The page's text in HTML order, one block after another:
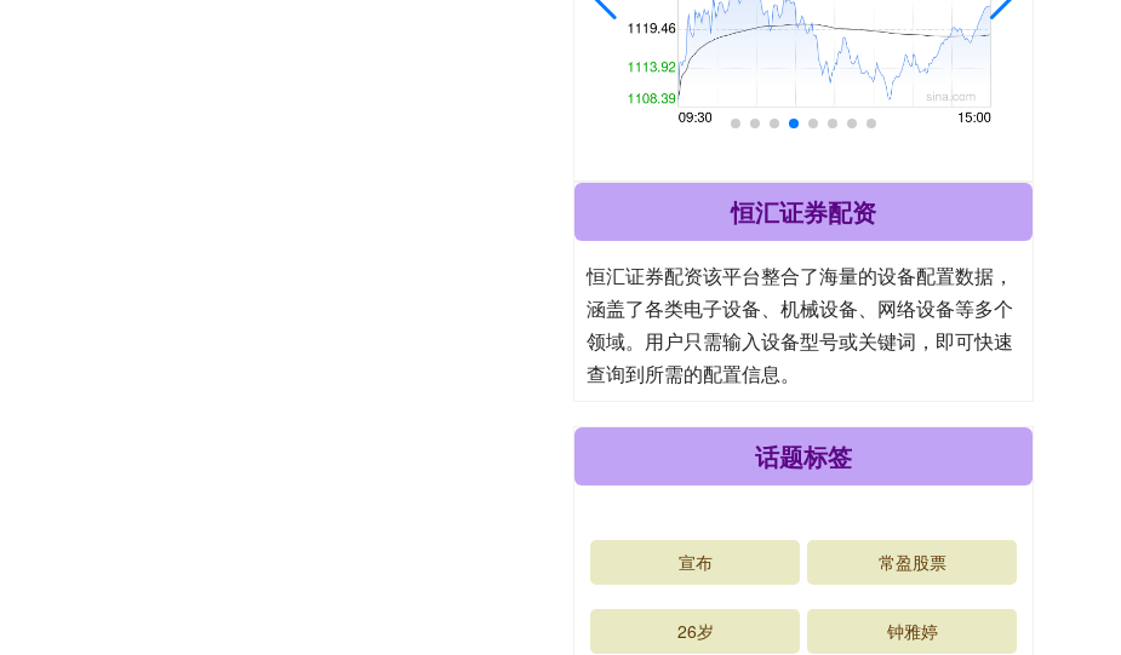
恒汇证券配资
恒汇证券配资该平台整合了海量的设备配置数据，
涵盖了各类电子设备、机械设备、网络设备等多个
领域。用户只需输入设备型号或关键词，即可快速
查询到所需的配置信息。
话题标签
宣布 常盈股票
26岁 钟雅婷